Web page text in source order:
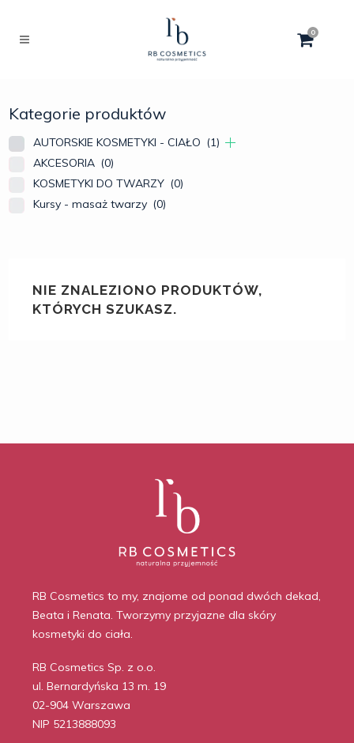
0
Kategorie produktów
AUTORSKIE KOSMETYKI - CIAŁO (1)
AKCESORIA (0)
KOSMETYKI DO TWARZY (0)
Kursy - masaż twarzy (0)
NIE ZNALEZIONO PRODUKTÓW,
KTÓRYCH SZUKASZ.
RB Cosmetics to my, znajome od ponad dwóch dekad,
Beata i Renata. Tworzymy przyjazne dla skóry
kosmetyki do ciała.
RB Cosmetics Sp. z o.o.
ul. Bernardyńska 13 m. 19
02-904 Warszawa
NIP 5213888093